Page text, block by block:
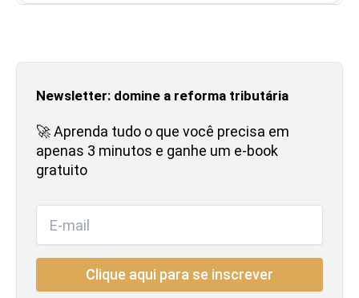
Newsletter: domine a reforma tributária
🚀 Aprenda tudo o que você precisa em
apenas 3 minutos e ganhe um e-book
gratuito